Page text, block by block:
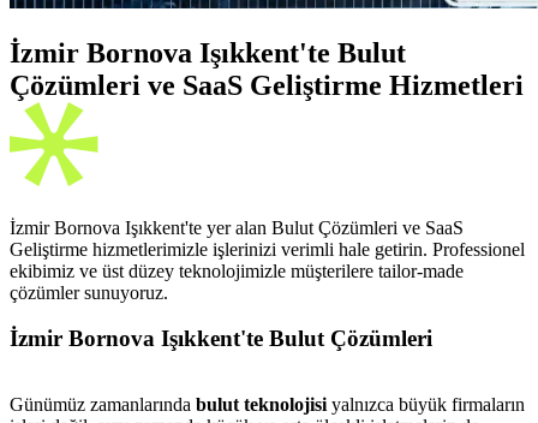
İzmir Bornova Işıkkent'te Bulut
Çözümleri ve SaaS Geliştirme Hizmetleri
İzmir Bornova Işıkkent'te yer alan Bulut Çözümleri ve SaaS
Geliştirme hizmetlerimizle işlerinizi verimli hale getirin. Professionel
ekibimiz ve üst düzey teknolojimizle müşterilere tailor-made
çözümler sunuyoruz.
İzmir Bornova Işıkkent'te Bulut Çözümleri
Günümüz zamanlarında bulut teknolojisi yalnızca büyük firmaların